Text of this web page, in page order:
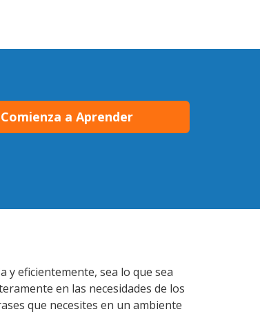
Comienza a Aprender
eficientemente, sea lo que sea
en las necesidades de los
que necesites en un ambiente